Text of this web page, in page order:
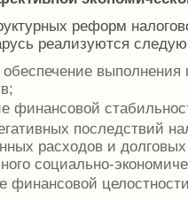
реформ
реализуются
финансовой
последствий
расходов и
социально-
финансовой